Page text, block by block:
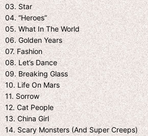
03. Star
04. “Heroes”
05. What In The World
06. Golden Years
07. Fashion
08. Let’s Dance
09. Breaking Glass
10. Life On Mars
11. Sorrow
12. Cat People
13. China Girl
14. Scary Monsters (And Super Creeps)